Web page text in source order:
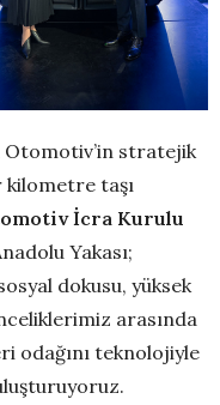
Otomotiv’in stratejik
taşı
İcra Kurulu
Yakası;
dokusu, yüksek
arasında
odağını teknolojiyle